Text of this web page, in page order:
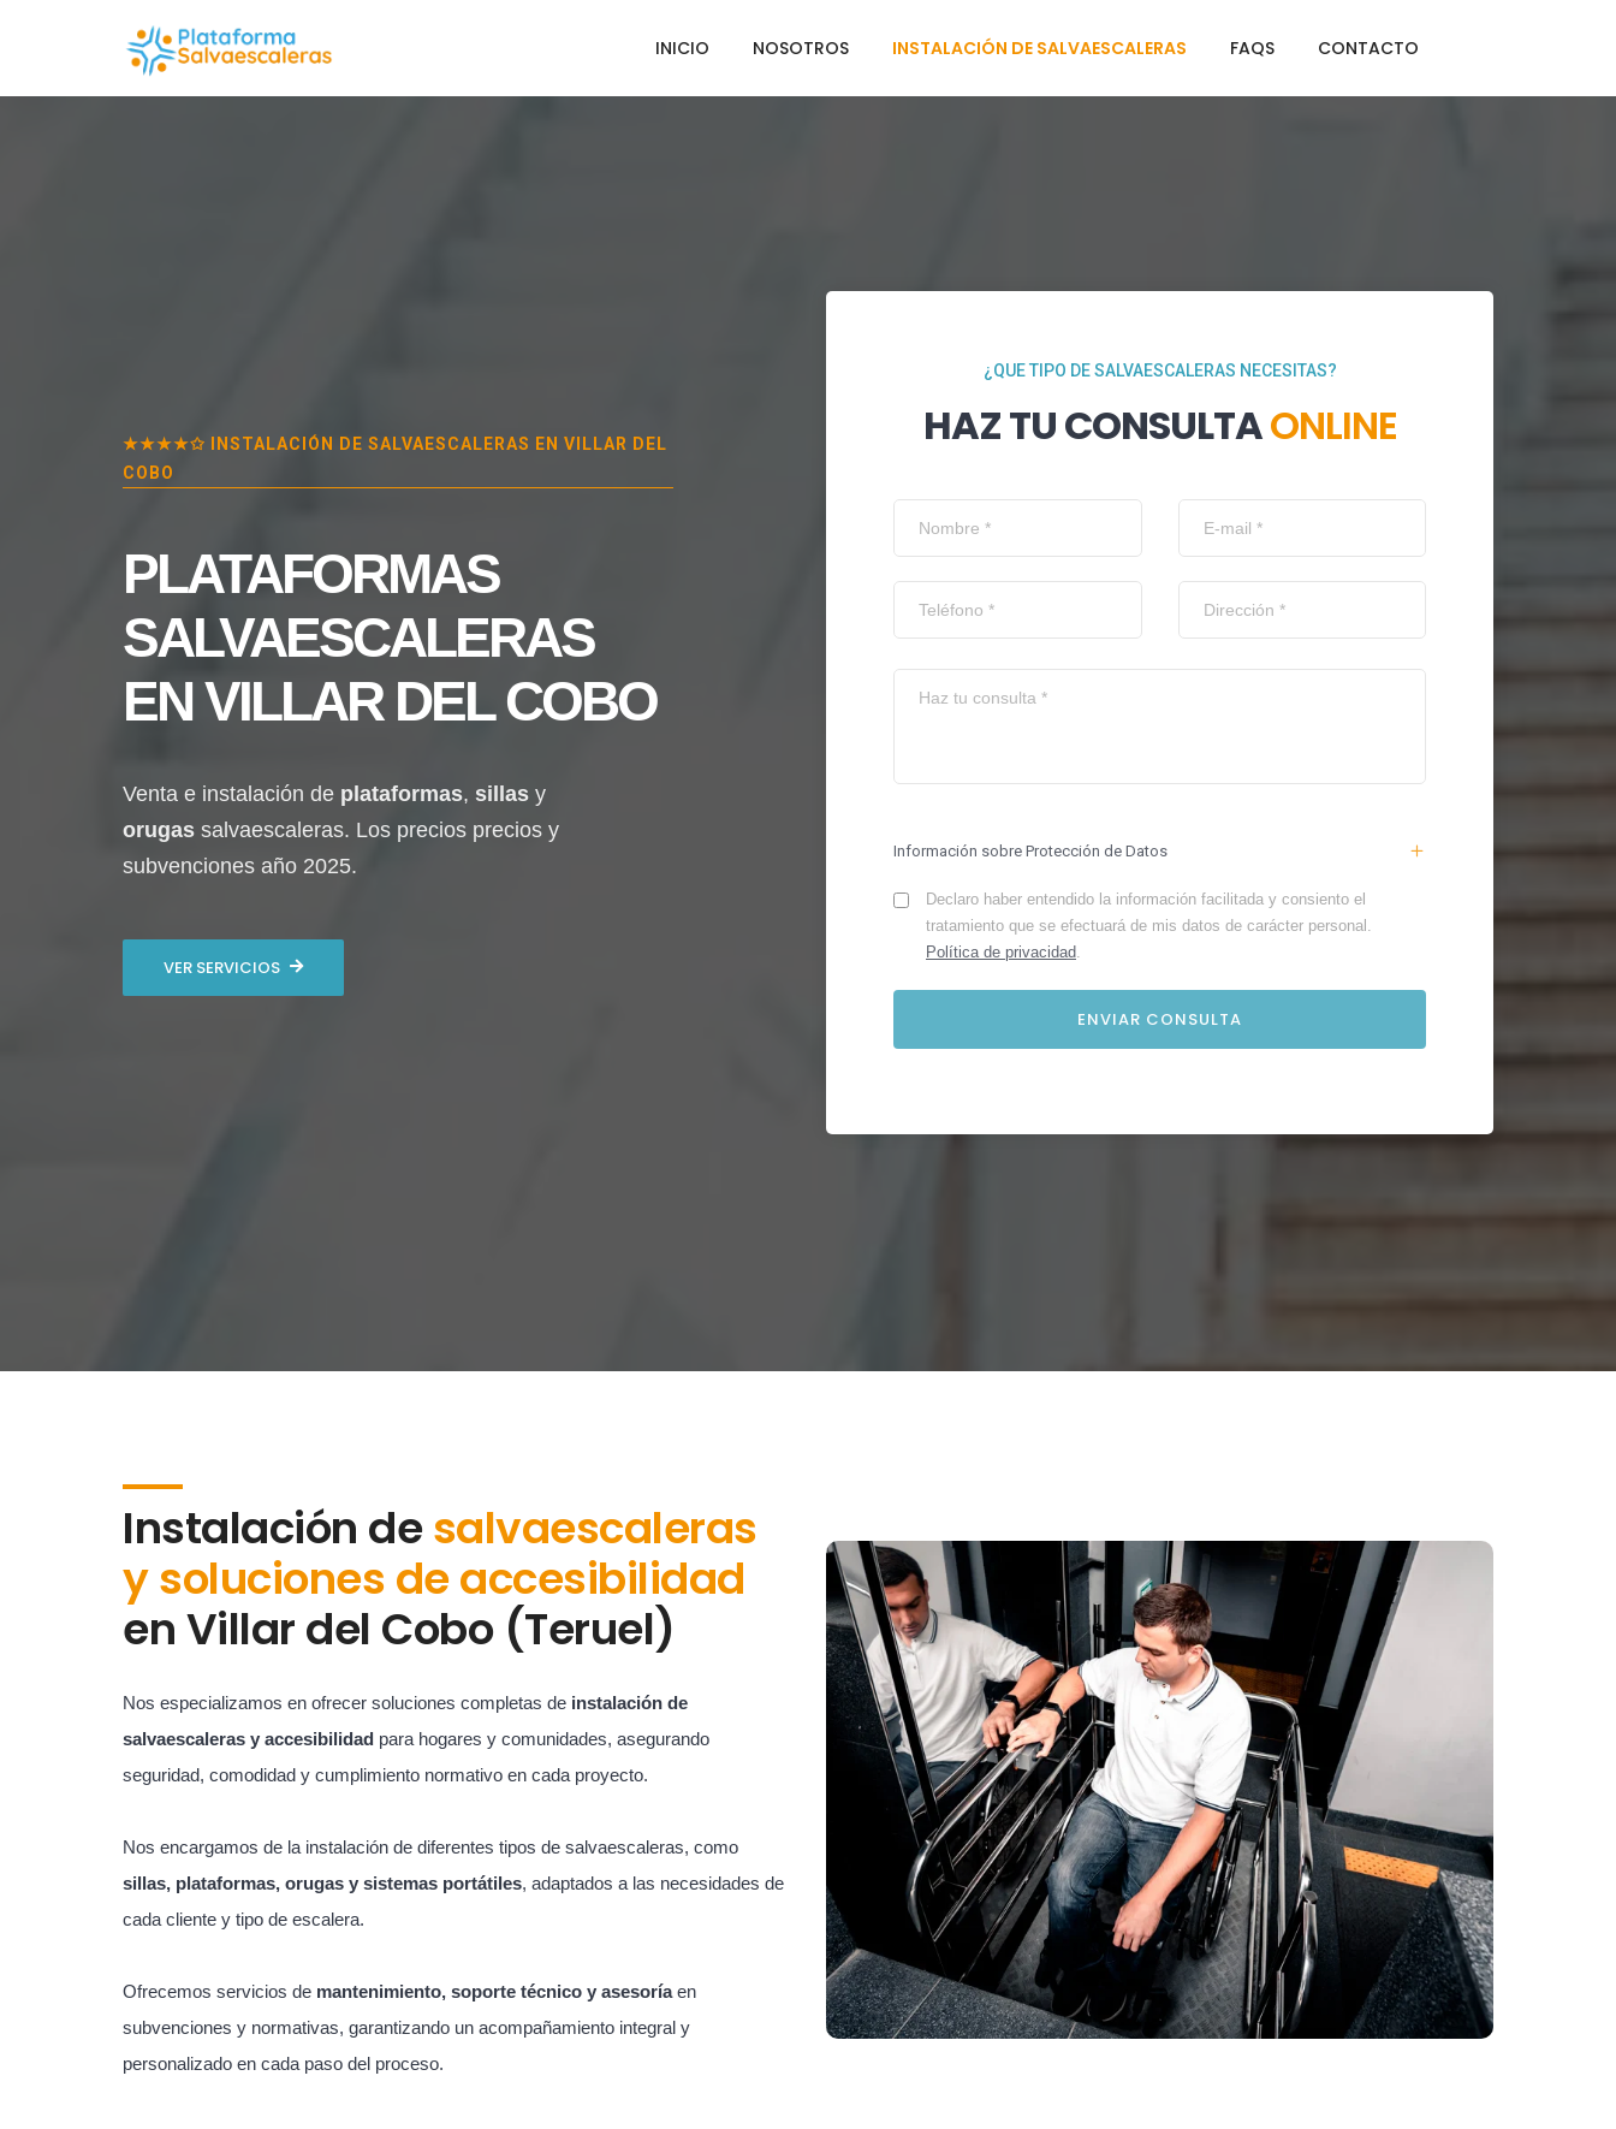
INICIO NOSOTROS INSTALACIÓN DE SALVAESCALERAS FAQS CONTACTO
★★★★✩ INSTALACIÓN DE SALVAESCALERAS EN VILLAR DEL
COBO
PLATAFORMAS
SALVAESCALERAS
ENVILLAR DEL COBO
Venta e instalación de plataformas, sillas y
orugas salvaescaleras. Los precios precios y
subvenciones año 2025.
VER SERVICIOS
¿QUE TIPO DE SALVAESCALERAS NECESITAS?
HAZ TU CONSULTAONLINE
Información sobre Protección de Datos
Declaro haber entendido la información facilitada y consiento el
tratamiento que se efectuará de mis datos de carácter personal.
Política de privacidad.
Instalación desalvaescaleras
y soluciones de accesibilidad
enVillar del Cobo (Teruel)
Nos especializamos en ofrecer soluciones completas de instalación de
salvaescaleras y accesibilidad para hogares y comunidades, asegurando
seguridad, comodidad y cumplimiento normativo en cada proyecto.
Nos encargamos de la instalación de diferentes tipos de salvaescaleras, como
sillas, plataformas, orugas y sistemas portátiles, adaptados a las necesidades de
cada cliente y tipo de escalera.
Ofrecemos servicios de mantenimiento, soporte técnico y asesoríaen
subvenciones y normativas, garantizando un acompañamiento integral y
personalizado en cada paso del proceso.